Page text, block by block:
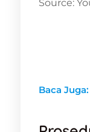
Source:
Baca Juga: